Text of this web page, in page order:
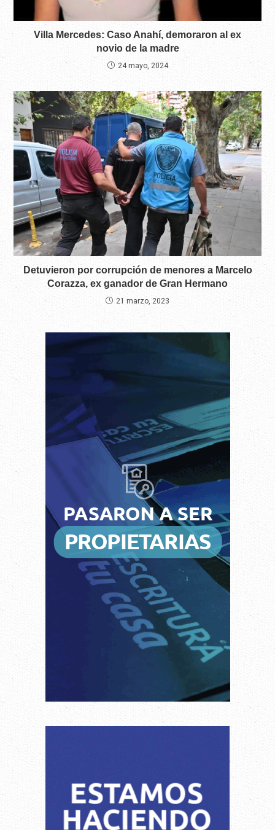
Villa Mercedes: Caso Anahí, demoraron al ex
novio de la madre
24 mayo, 2024
Detuvieron por corrupción de menores a Marcelo
Corazza, ex ganador de Gran Hermano
21 marzo, 2023